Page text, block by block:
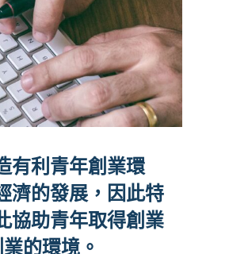
有利青年創業環
濟的發展，因此特
協助青年取得創業
的環境。